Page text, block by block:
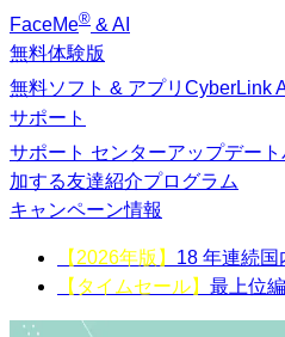
FaceMe® & AI
無料体験版
無料ソフト & アプリ CyberLink
サポート
サポート センターアップデー
加する友達紹介プログラム
キャンペーン情報
【2026年版】 18 年連続
【タイムセール】 最上位